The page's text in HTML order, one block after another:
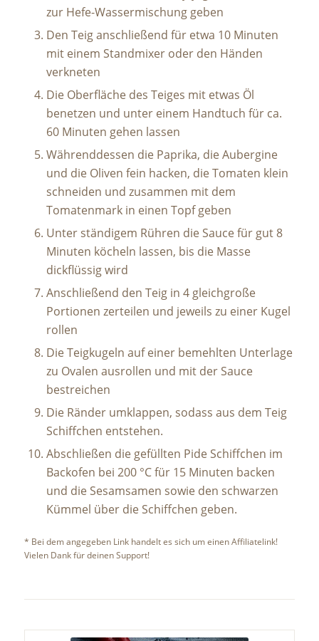
zur Hefe-Wassermischung geben
Den Teig anschließend für etwa 10 Minuten
mit einem Standmixer oder den Händen
verkneten
Die Oberfläche des Teiges mit etwas Öl
benetzen und unter einem Handtuch für ca.
60 Minuten gehen lassen
Währenddessen die Paprika, die Aubergine
und die Oliven fein hacken, die Tomaten klein
schneiden und zusammen mit dem
Tomatenmark in einen Topf geben
Unter ständigem Rühren die Sauce für gut 8
Minuten köcheln lassen, bis die Masse
dickflüssig wird
Anschließend den Teig in 4 gleichgroße
Portionen zerteilen und jeweils zu einer Kugel
rollen
Die Teigkugeln auf einer bemehlten Unterlage
zu Ovalen ausrollen und mit der Sauce
bestreichen
Die Ränder umklappen, sodass aus dem Teig
Schiffchen entstehen.
Abschließen die gefüllten Pide Schiffchen im
Backofen bei 200 °C für 15 Minuten backen
und die Sesamsamen sowie den schwarzen
Kümmel über die Schiffchen geben.
* Bei dem angegeben Link handelt es sich um einen Affiliatelink!
Vielen Dank für deinen Support!